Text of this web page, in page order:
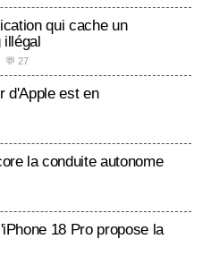
qui cache un
💬 27
d'Apple est en
la conduite autonome
18 Pro propose la